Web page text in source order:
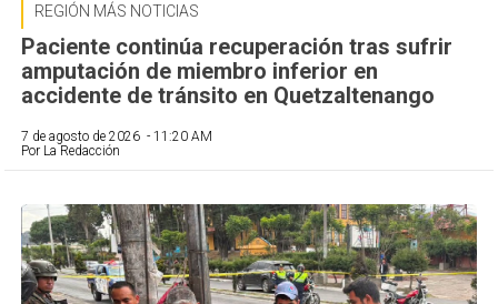
REGIÓN MÁS NOTICIAS
Paciente continúa recuperación tras sufrir
amputación de miembro inferior en
accidente de tránsito en Quetzaltenango
7 de agosto de 2026 - 11:20 AM
Por La Redacción